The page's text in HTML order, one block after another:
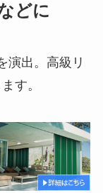
どに
演出。高級リ
す。